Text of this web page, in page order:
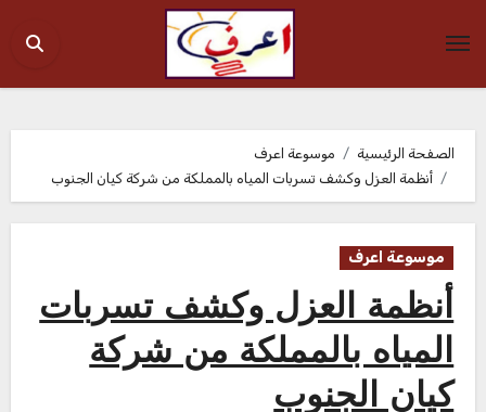
الصفحة الرئيسية
موسوعة اعرف
أنظمة العزل وكشف تسربات المياه بالمملكة من شركة كيان الجنوب
موسوعة اعرف
أنظمة العزل وكشف تسربات
المياه بالمملكة من شركة
كيان الجنوب